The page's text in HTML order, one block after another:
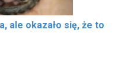
ale okazało się, że to